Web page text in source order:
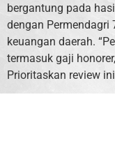
bergantung pada
dengan
keuangan daerah.
termasuk gaji
Prioritaskan review